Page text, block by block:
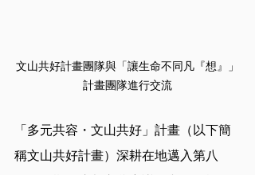
文山共好計畫團隊與「讓生命不同凡『想』」
計畫團隊進行交流
「多元共容・文山共好」計畫（以下簡
稱文山共好計畫）深耕在地邁入第八